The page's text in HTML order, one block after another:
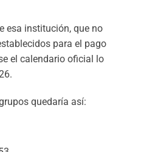
esa institución, que no
para el pago
el calendario oficial lo
quedaría así: